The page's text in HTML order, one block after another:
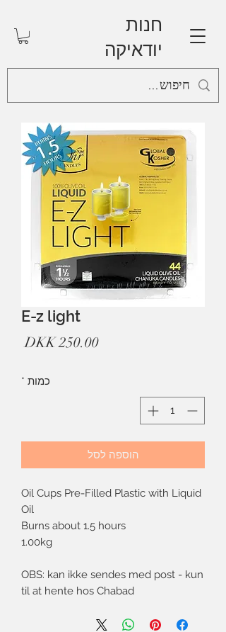
חנות
יודאיקה
E-z light
כמות *
הוספה לסל
Oil Cups Pre-Filled Plastic with Liquid
Oil
Burns about 1.5 hours
1.00kg
OBS: kan ikke sendes med post - kun
til at hente hos Chabad